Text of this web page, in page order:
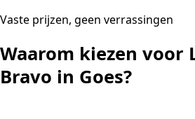
Vaste prijzen, geen verrassingen
Waarom kiezen voor
Bravo in Goes?